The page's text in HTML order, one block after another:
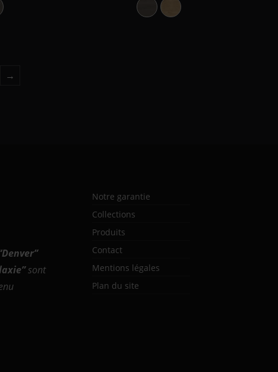
Nebraska
Chêne NebraskaChêne Sauvage
→
Denver”
”sont
Notre garantie
Collections
Produits
Contact
Mentions légales
Plan du site